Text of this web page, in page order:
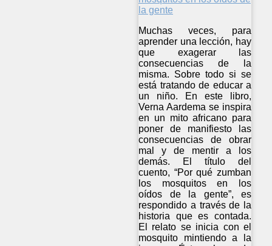
Muchas veces, para
aprender una lección, hay
que exagerar las
consecuencias de la
misma. Sobre todo si se
está tratando de educar a
un niño. En este libro,
Verna Aardema se inspira
en un mito africano para
poner de manifiesto las
consecuencias de obrar
mal y de mentir a los
demás. El título del
cuento, “Por qué zumban
los mosquitos en los
oídos de la gente”, es
respondido a través de la
historia que es contada.
El relato se inicia con el
mosquito mintiendo a la